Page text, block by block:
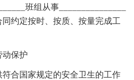
班组从事_______________
约定按时、按质、按量完成工
动保护
合国家规定的安全卫生的工作